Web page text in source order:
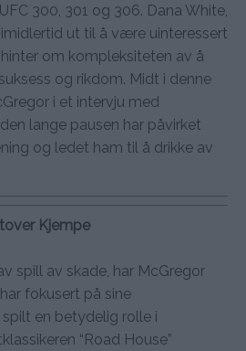
300, 301 og 306. Dana White,
ut til å være uinteressert
om kompleksiteten av å
og rikdom. Midt i denne
i et intervju med
lange pausen har påvirket
og ledet ham til å drikke av
Kjempe
spill av skade, har McGregor
fokusert på sine
en betydelig rolle i
“Road House”